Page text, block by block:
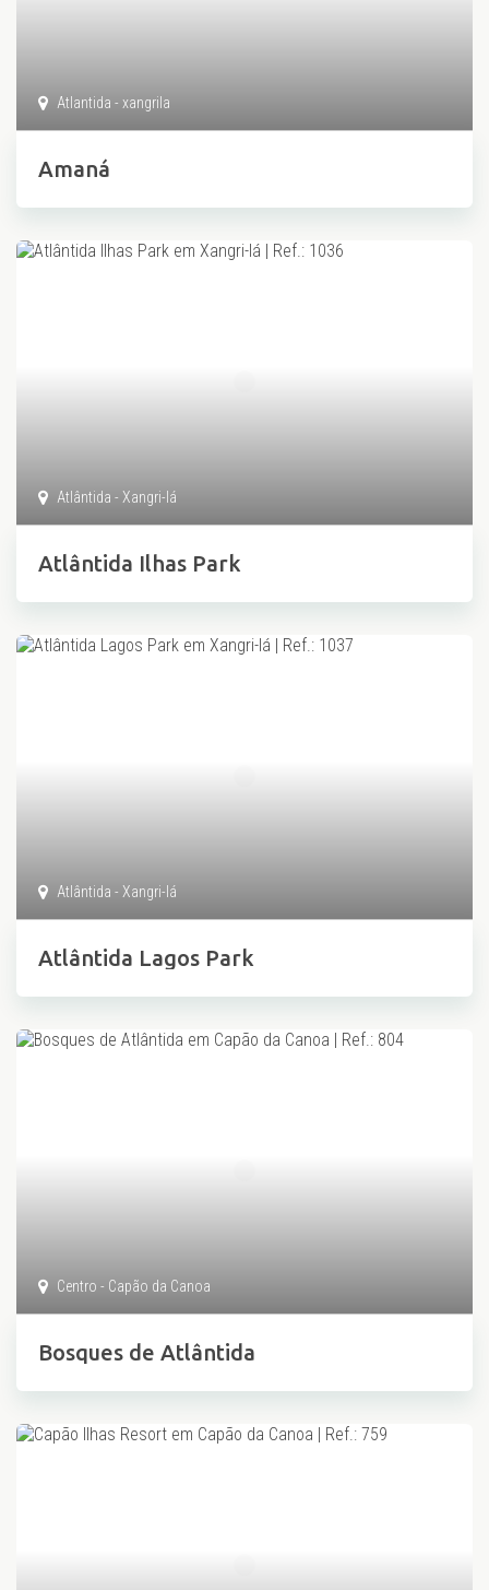
Atlantida - xangrila
Amaná
Atlântida - Xangri-lá
Atlântida Ilhas Park
Atlântida - Xangri-lá
Atlântida Lagos Park
Centro - Capão da Canoa
Bosques de Atlântida